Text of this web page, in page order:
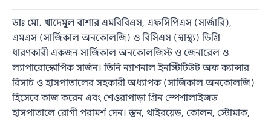
ডাঃ মো. খাদেমুল বাশারএমবিবিএস, এফসিপিএস (সার্জারি),
এমএস (সার্জিকাল অনকোলজি) ও বিসিএস (স্বাস্থ্য) ডিগ্রি
ধারণকারী একজন সার্জিকাল অনকোলজিস্ট ও জেনারেল ও
ল্যাপারোস্কোপিক সার্জন। তিনি ন্যাশনাল ইনস্টিটিউট অফ ক্যান্সার
রিসার্চ ও হাসপাতালের সহকারী অধ্যাপক (সার্জিকাল অনকোলজি)
হিসেবে কাজ করেন এবং শেওরাপাড়া গ্রিন স্পেশালাইজড
হাসপাতালে রোগী পরামর্শ দেন। স্তন, থাইরয়েড, কোলন, স্টোমাক,